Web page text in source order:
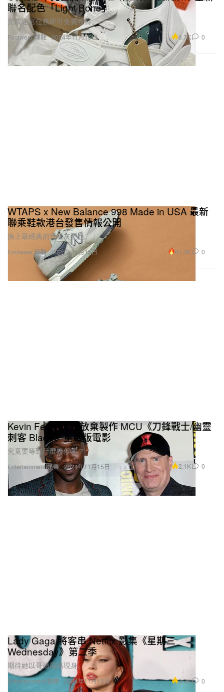
Footwear 球鞋
聯名配色「Light Bone」
完成迷宮任務即可免費獲得。
2024年11月15日 6.7K 0
Footwear 球鞋
WTAPS x New Balance 998 Made in USA 最新
聯乘鞋款港台發售情報公開
換上最經典的元祖灰配色。
2024年11月15日 61.3K 0
Entertainment 娛樂
Kevin Feige 尚未放棄製作 MCU《刀鋒戰士/幽靈
刺客 Blade》重啟版電影
究竟要等到什麼時候呢？
2024年11月15日 2.1K 0
Entertainment 娛樂
Lady Gaga 將客串 Netflix 影集《星期三
Wednesday》第二季
期待她以哥德風格現身。
2024年11月15日 3.2K 0